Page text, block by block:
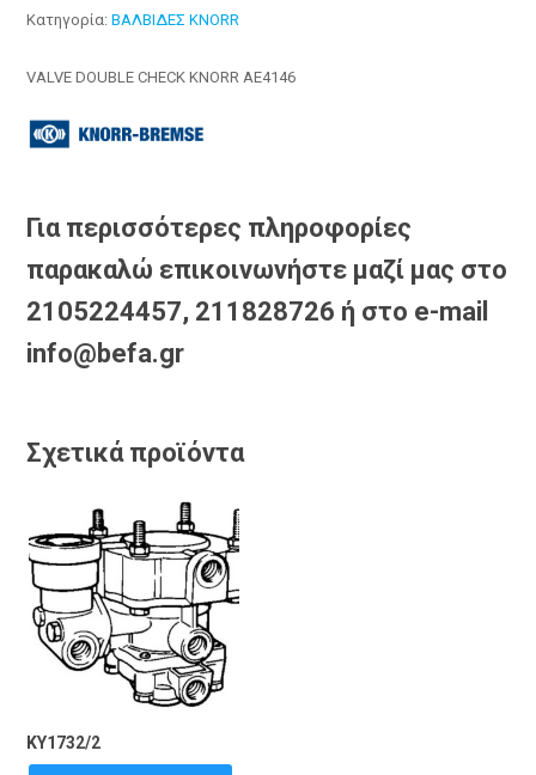
Κατηγορία:ΒΑΛΒΙΔΕΣ KNORR
VALVE DOUBLE CHECK KNORR AE4146
Για περισσότερες πληροφορίες
παρακαλώ επικοινωνήστε μαζί μας στο
2105224457, 211828726 ή στο e-mail
info@befa.gr
Σχετικά προϊόντα
KY1732/2